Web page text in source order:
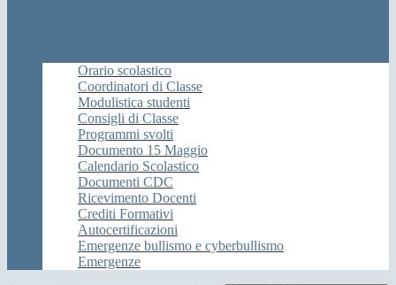
Orario scolastico
Coordinatori di Classe
Modulistica studenti
Consigli di Classe
Programmi svolti
Documento 15 Maggio
Calendario Scolastico
Documenti CDC
Ricevimento Docenti
Crediti Formativi
Autocertificazioni
Emergenze bullismo e cyberbullismo
Emergenze